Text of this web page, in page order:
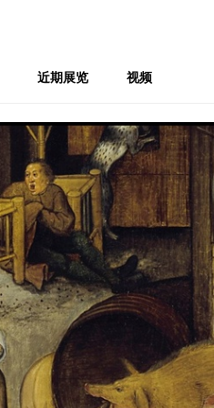
近期展览 视频